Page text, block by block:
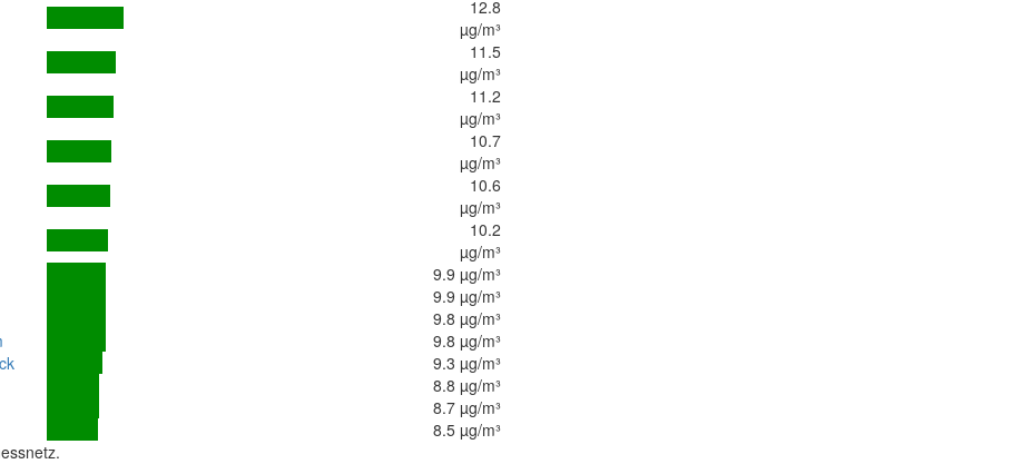
12.8
µg/m³
11.5
µg/m³
11.2
µg/m³
10.7
µg/m³
10.6
µg/m³
10.2
µg/m³
9.9 µg/m³
9.9 µg/m³
9.8 µg/m³
9.8 µg/m³
9.3 µg/m³
8.8 µg/m³
8.7 µg/m³
8.5 µg/m³